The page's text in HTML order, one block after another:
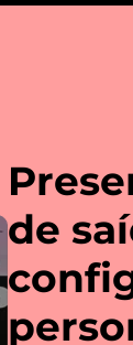
de